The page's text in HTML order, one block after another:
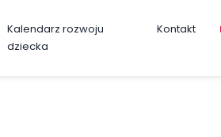
Kalendarz rozwoju
dziecka
Kontakt